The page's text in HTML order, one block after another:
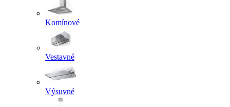
Komínové
Vestavné
Výsuvné